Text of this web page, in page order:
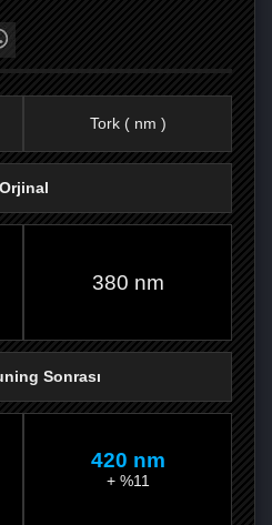
Tork ( nm )
Orjinal
380 nm
Sonrası
420 nm
+ %11